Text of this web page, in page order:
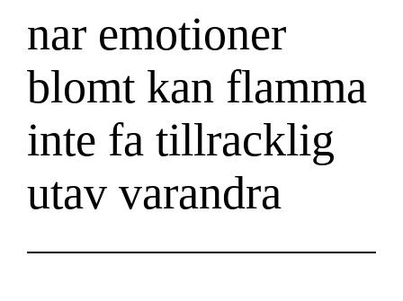
nar emotioner
blomt kan flamma
inte fa tillracklig
utav varandra